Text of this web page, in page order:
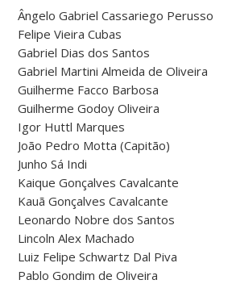
Ângelo Gabriel Cassariego Perusso
Felipe Vieira Cubas
Gabriel Dias dos Santos
Gabriel Martini Almeida de Oliveira
Guilherme Facco Barbosa
Guilherme Godoy Oliveira
Igor Huttl Marques
João Pedro Motta (Capitão)
Junho Sá Indi
Kaique Gonçalves Cavalcante
Kauã Gonçalves Cavalcante
Leonardo Nobre dos Santos
Lincoln Alex Machado
Luiz Felipe Schwartz Dal Piva
Pablo Gondim de Oliveira